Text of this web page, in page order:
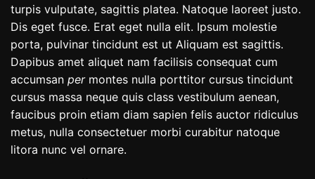
turpis vulputate, sagittis platea. Natoque laoreet justo.
Dis eget fusce. Erat eget nulla elit. Ipsum molestie
porta, pulvinar tincidunt est ut Aliquam est sagittis.
Dapibus amet aliquet nam facilisis consequat cum
accumsan permontes nulla porttitor cursus tincidunt
cursus massa neque quis class vestibulum aenean,
faucibus proin etiam diam sapien felis auctor ridiculus
metus, nulla consectetuer morbi curabitur natoque
litora nunc vel ornare.